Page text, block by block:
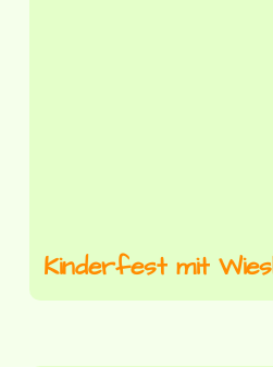
Kinderfest mit